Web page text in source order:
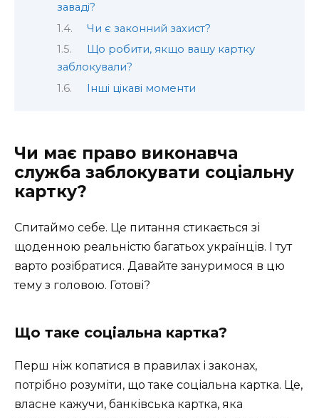
заваді?
Чи є законний захист?
Що робити, якщо вашу картку
заблокували?
Інші цікаві моменти
Чи має право виконавча
служба заблокувати соціальну
картку?
Спитаймо себе. Це питання стикається зі
щоденною реальністю багатьох українців. І тут
варто розібратися. Давайте зануримося в цю
тему з головою. Готові?
Що таке соціальна картка?
Перш ніж копатися в правилах і законах,
потрібно розуміти, що таке соціальна картка. Це,
власне кажучи, банківська картка, яка